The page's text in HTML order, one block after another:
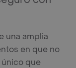
una amplia
en que no
único que